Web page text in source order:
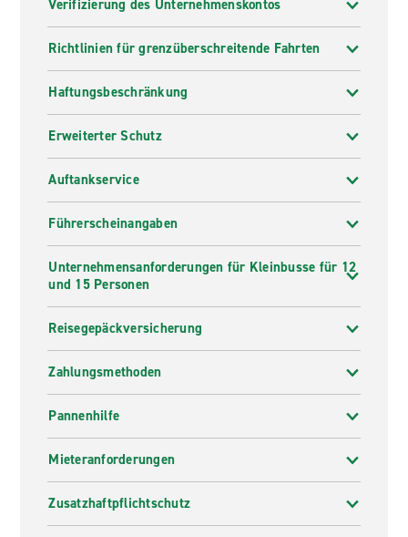
Verifizierung des Unternehmenskontos
Richtlinien für grenzüberschreitende Fahrten
Haftungsbeschränkung
Erweiterter Schutz
Auftankservice
Führerscheinangaben
Unternehmensanforderungen für Kleinbusse für 12
und 15 Personen
Reisegepäckversicherung
Zahlungsmethoden
Pannenhilfe
Mieteranforderungen
Zusatzhaftpflichtschutz